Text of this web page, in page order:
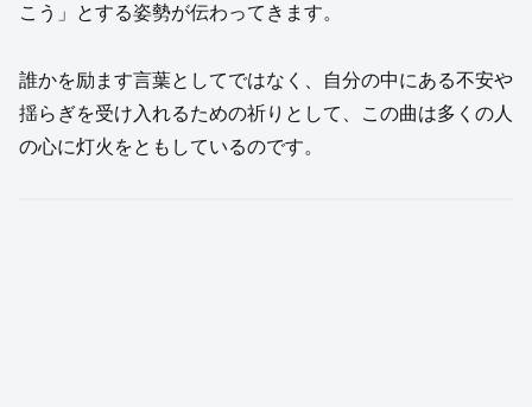
こう」とする姿勢が伝わってきます。
誰かを励ます言葉としてではなく、自分の中にある不安や
揺らぎを受け入れるための祈りとして、この曲は多くの人
の心に灯火をともしているのです。